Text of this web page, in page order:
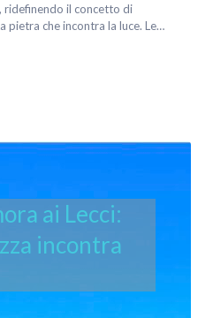
il concetto di
pietra che incontra la luce. Le…
ai Lecci:
incontra